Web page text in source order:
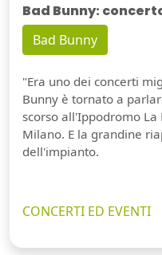
Bad Bunny:
Bad Bunny
"Era uno dei concerti
Bunny è tornato a
scorso all'Ippodromo La
Milano. E la grandine
dell'impianto.
CONCERTI ED EVENTI